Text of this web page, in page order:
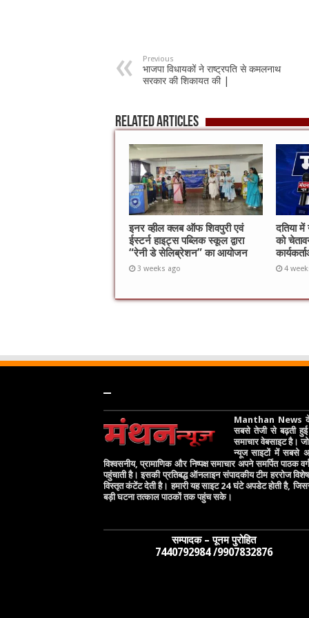
Previous
भाजपा विधायकों ने राष्ट्रपति से कमलनाथ
सरकार की शिकायत की |
Related Articles
इनर व्हील क्लब ऑफ शिवपुरी एवं
ईस्टर्न हाइट्स पब्लिक स्कूल द्वारा
“रेनी डे सेलिब्रेशन” का आयोजन
3 weeks ago
दतिया में
को
4
–
Manthan News
सबसे तेजी से बढ़ती हुई
समाचार वेबसाइट है। जो
न्यूज साइटों में सबसे
विश्वसनीय, प्रामाणिक और निष्पक्ष समाचार अपने समर्पित पाठक
पहुंचाती है। इसकी प्रतिबद्ध ऑनलाइन संपादकीय टीम हररोज
विस्तृत कंटेंट देती है। हमारी यह साइट 24 घंटे अपडेट होती है,
बड़ी घटना तत्काल पाठकों तक पहुंच सके।
सम्पादक – पूनम पुरोहित
7440792984 /9907832876